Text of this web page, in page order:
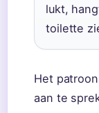
lukt,
toilette
Het
aan te